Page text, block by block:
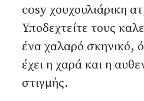
cosy χουχουλιάρικη
Υποδεχτείτε τους
ένα χαλαρό σκηνικό,
έχει η χαρά και η
στιγμής.